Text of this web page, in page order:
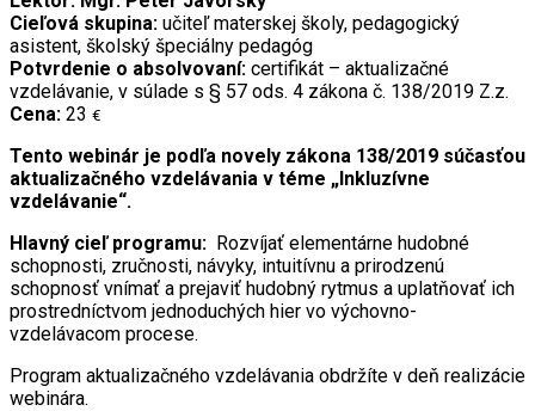
Cieľová skupina: učiteľ materskej školy, pedagogický
asistent, školský špeciálny pedagóg
Potvrdenie o absolvovaní: certifikát – aktualizačné
vzdelávanie, v súlade s § 57 ods. 4 zákona č. 138/2019 Z.z.
Cena: 23 €
Tento webinár je podľa novely zákona 138/2019 súčasťou
aktualizačného vzdelávania v téme „Inkluzívne
vzdelávanie“.
Hlavný cieľ programu: Rozvíjať elementárne hudobné
schopnosti, zručnosti, návyky, intuitívnu a prirodzenú
schopnosť vnímať a prejaviť hudobný rytmus a uplatňovať ich
prostredníctvom jednoduchých hier vo výchovno-
vzdelávacom procese.
Program aktualizačného vzdelávania obdržíte v deň realizácie
webinára.